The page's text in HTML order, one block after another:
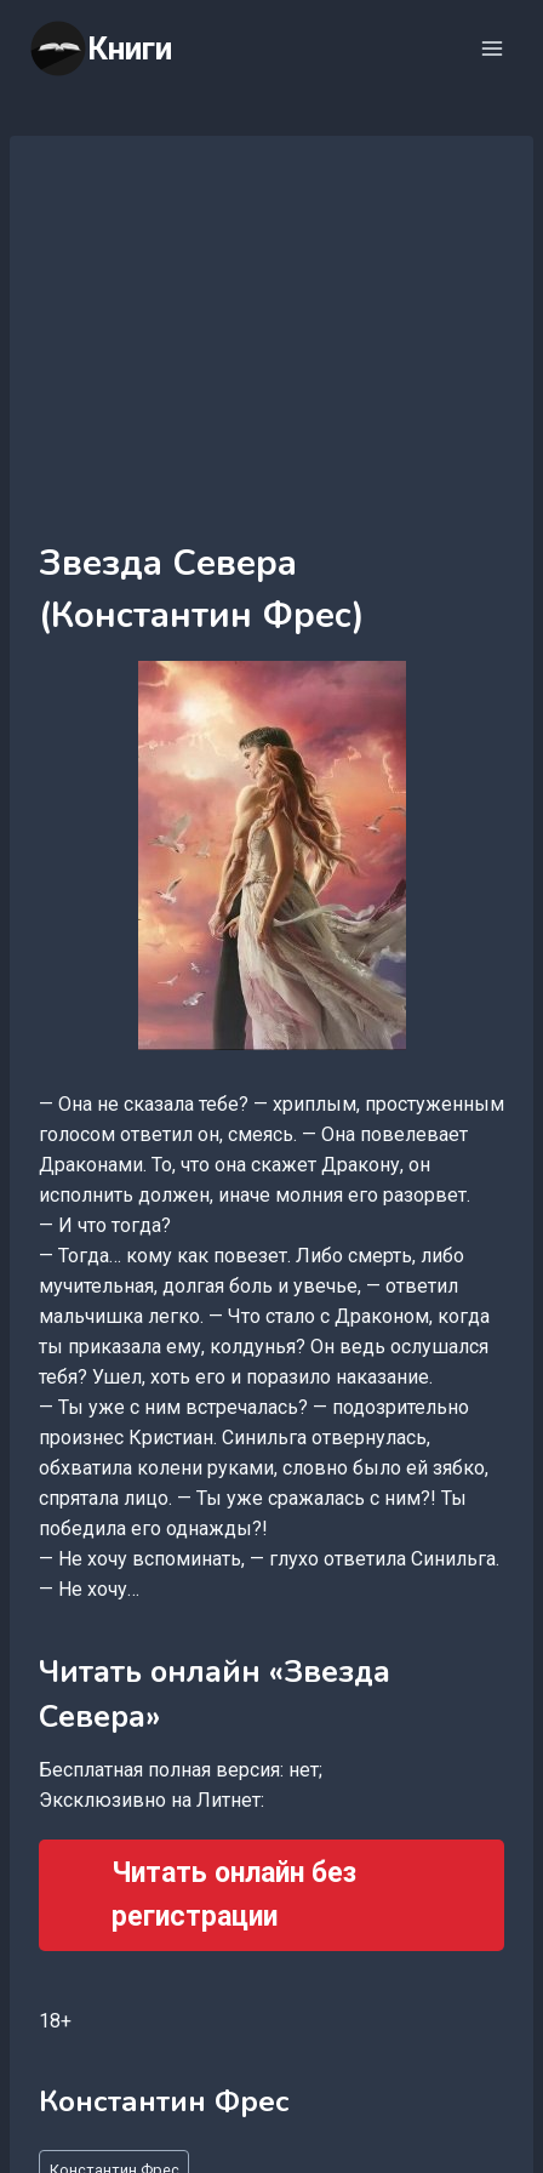
содержимому
Книги
Звезда Севера
(Константин Фрес)
— Она не сказала тебе? — хриплым, простуженным
голосом ответил он, смеясь. — Она повелевает
Драконами. То, что она скажет Дракону, он
исполнить должен, иначе молния его разорвет.
— И что тогда?
— Тогда… кому как повезет. Либо смерть, либо
мучительная, долгая боль и увечье, — ответил
мальчишка легко. — Что стало с Драконом, когда
ты приказала ему, колдунья? Он ведь ослушался
тебя? Ушел, хоть его и поразило наказание.
— Ты уже с ним встречалась? — подозрительно
произнес Кристиан. Синильга отвернулась,
обхватила колени руками, словно было ей зябко,
спрятала лицо. — Ты уже сражалась с ним?! Ты
победила его однажды?!
— Не хочу вспоминать, — глухо ответила Синильга.
— Не хочу…
Читать онлайн «Звезда
Севера»
Бесплатная полная версия: нет;
Эксклюзивно на Литнет:
Читать онлайн без
регистрации
18+
Константин Фрес
Метки
Константин Фрес